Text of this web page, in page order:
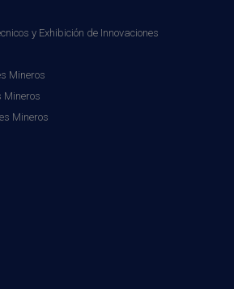
y Exhibición de Innovaciones
Mineros
Mineros
Mineros